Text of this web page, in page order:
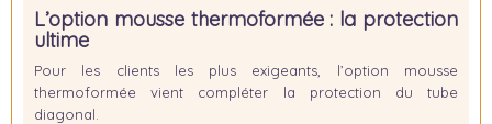
L’option mousse thermoformée : la protection
ultime
Pour les clients les plus exigeants, l’option mousse
thermoformée vient compléter la protection du tube
diagonal.